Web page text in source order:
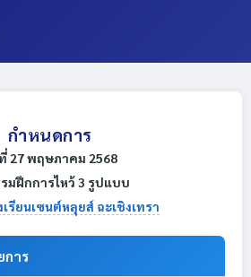
กำหนดการ
27 พฤษภาคม 2568
มฝึกการไหว้ 3 รูปแบบ
เรียนเซนต์หลุยส์ ฉะเชิงเทรา
การ